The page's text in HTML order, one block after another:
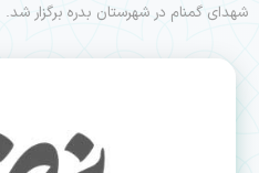
شهدای گمنام در شهرستان بدره برگزار شد.